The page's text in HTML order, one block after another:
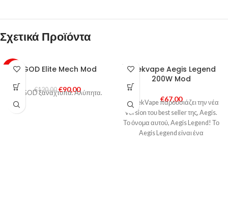
Σχετικά Προϊόντα
-25%
HOT
VGOD Elite Mech Mod
€120,00 €90,00
Η VGOD ξαναχτυπά. Αλύπητα.
SOLD
OUT
Geekvape Aegis Legend
200W Mod
€67,00
Η GeekVape παρουσιάζει την νέα
Version του best seller της, Aegis.
Το όνομα αυτού, Aegis Legend! Το
Aegis Legend είναι ένα